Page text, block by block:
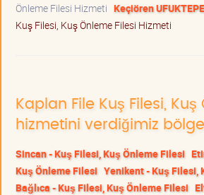
Önleme Filesi Hizmeti Keçiören
Kuş Filesi, Kuş Önleme Filesi Hizmeti
Kaplan File Kuş Filesi, Kuş
hizmetini verdiğimiz
Sincan - Kuş Filesi, Kuş Önleme Filesi
Kuş Önleme Filesi Yenikent - Kuş Filesi,
Bağlıca - Kuş Filesi, Kuş Önleme Filesi